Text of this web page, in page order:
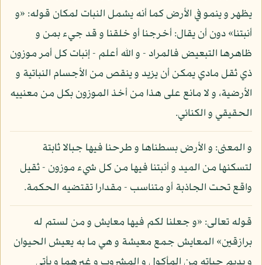
يظهر و ينمو في الأرض كما أنه يشمل النبات لمكان قوله: «و
أنبتنا» دون أن يقال: أخرجنا أو خلقنا و قد جيء بمن و
ظاهرها التبعيض فالمراد - و الله أعلم - إنبات كل أمر موزون
ذي ثقل مادي يمكن أن يزيد و ينقص من الأجسام النباتية و
الأرضية، و لا مانع على هذا من أخذ الموزون بكل من معنييه
الحقيقي و الكنائي.
و المعنى: و الأرض بسطناها و طرحنا فيها جبالا ثابتة
لتسكنها من الميد و أنبتنا فيها من كل شيء موزون - ثقيل
واقع تحت الجاذبة أو متناسب - مقدارا تقتضيه الحكمة.
قوله تعالى: «و جعلنا لكم فيها معايش و من لستم له
برازقين» المعايش جمع معيشة و هي ما به يعيش الحيوان